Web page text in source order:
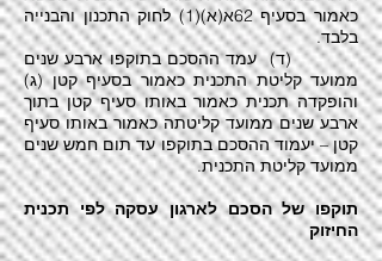
כאמור בסעיף 62א(א)(1) לחוק התכנון והבנייה
בלבד.
(ד) עמד ההסכם בתוקפו ארבע שנים
ממועד קליטת התכנית כאמור בסעיף קטן (ג)
והופקדה תכנית כאמור באותו סעיף קטן בתוך
ארבע שנים ממועד קליטתה כאמור באותו סעיף
קטן – יעמוד ההסכם בתוקפו עד תום חמש שנים
ממועד קליטת התכנית.
תוקפו של הסכם לארגון עסקה לפי תכנית
החיזוק